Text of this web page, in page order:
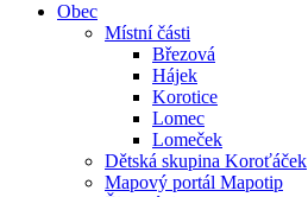
Obec
Místní části
Březová
Hájek
Korotice
Lomec
Lomeček
Dětská skupina Koroťáček
Mapový portál Mapotip